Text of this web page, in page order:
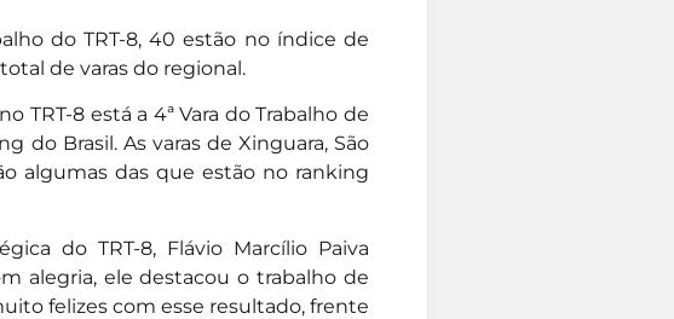
do TRT-8, 40 estão no índice de
de varas do regional.
TRT-8 está a 4ª Vara do Trabalho de
do Brasil. As varas de Xinguara, São
algumas das que estão no ranking
do TRT-8, Flávio Marcílio Paiva
alegria, ele destacou o trabalho de
felizes com esse resultado, frente